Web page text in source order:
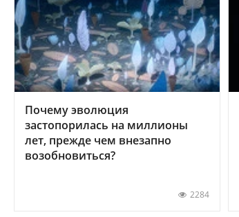
Почему эволюция
застопорилась на миллионы
лет, прежде чем внезапно
возобновиться?
2284